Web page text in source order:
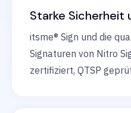
Starke Sicherheit
itsme® Sign und die
Signaturen von Nitro
zertifiziert, QTSP